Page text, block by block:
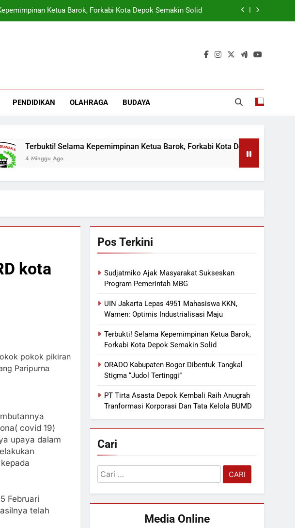
Ketua Barok, Forkabi Kota Depok Semakin Solid
PENDIDIKAN OLAHRAGA BUDAYA
Selama Kepemimpinan Ketua Barok, Forkabi Kota Depok Semakin Solid
Minggu Ago
kota
pokok pikiran
Paripurna
covid 19)
upaya dalam
Februari
telah
Pos Terkini
Sudjatmiko Ajak Masyarakat Sukseskan
Program Pemerintah MBG
UIN Jakarta Lepas 4951 Mahasiswa KKN,
Wamen: Optimis Industrialisasi Maju
Terbukti! Selama Kepemimpinan Ketua Barok,
Forkabi Kota Depok Semakin Solid
ORADO Kabupaten Bogor Dibentuk Tangkal
Stigma “Judol Tertinggi”
PT Tirta Asasta Depok Kembali Raih Anugrah
Tranformasi Korporasi Dan Tata Kelola BUMD
Cari
Cari
untuk:
Media Online